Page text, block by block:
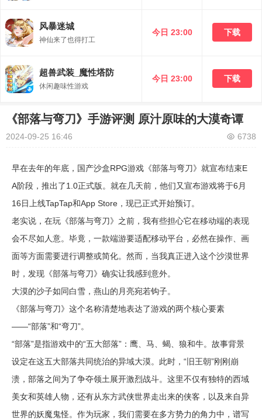
风暴迷城
神仙来了也得打工
今日 23:00 下载
超兽武装_魔性塔防
休闲趣味性游戏
今日 23:00 下载
《部落与弯刀》手游评测 原汁原味的大漠奇谭
2024-09-25 16:46 6738
早在去年的年底，国产沙盒RPG游戏《部落与弯刀》就宣布结束E
A阶段，推出了1.0正式版。就在几天前，他们又宣布游戏将于6月
16日上线TapTap和App Store，现已正式开始预订。
老实说，在玩《部落与弯刀》之前，我有些担心它在移动端的表现
会不尽如人意。毕竟，一款端游要适配移动平台，必然在操作、画
面等方面需要进行调整或简化。然而，当我真正进入这个沙漠世界
时，发现《部落与弯刀》确实让我感到意外。
大漠的沙子如同白雪，燕山的月亮宛若钩子。
《部落与弯刀》这个名称清楚地表达了游戏的两个核心要素
——“部落”和“弯刀”。
“部落”是指游戏中的“五大部落”：鹰、马、蝎、狼和牛。故事背景
设定在这五大部落共同统治的异域大漠。此时，“旧王朝”刚刚崩
溃，部落之间为了争夺领土展开激烈战斗。这里不仅有独特的西域
美女和英雄人物，还有从东方武侠世界走出来的侠客，以及来自异
世界的妖魔鬼怪。作为玩家，我们需要在多方势力的角力中，谱写